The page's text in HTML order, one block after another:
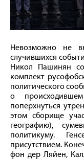
Невозможно не
случившихся
Никол Пашинян
комплект
политического
о
поперхнуться
этом сборище
географию),
политикуму.
присутствием.
фон дер Ляйен,